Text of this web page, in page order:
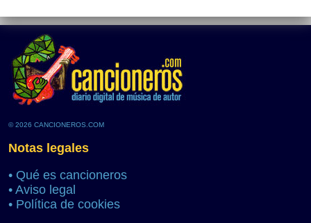
© 2026 CANCIONEROS.COM
Notas legales
• Qué es cancioneros
• Aviso legal
• Política de cookies